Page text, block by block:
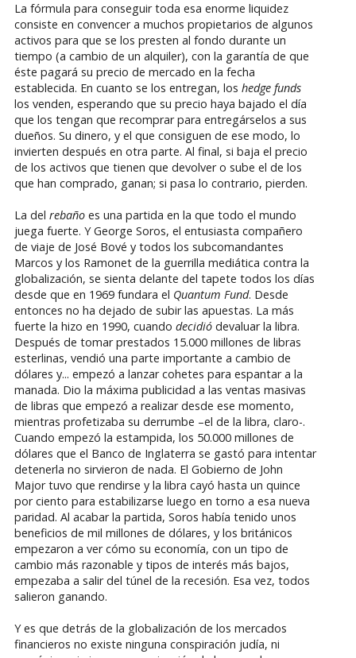
La fórmula para conseguir toda esa enorme liquidez
consiste en convencer a muchos propietarios de algunos
activos para que se los presten al fondo durante un
tiempo (a cambio de un alquiler), con la garantía de que
éste pagará su precio de mercado en la fecha
establecida. En cuanto se los entregan, los hedge funds
los venden, esperando que su precio haya bajado el día
que los tengan que recomprar para entregárselos a sus
dueños. Su dinero, y el que consiguen de ese modo, lo
invierten después en otra parte. Al final, si baja el precio
de los activos que tienen que devolver o sube el de los
que han comprado, ganan; si pasa lo contrario, pierden.
La del rebañoes una partida en la que todo el mundo
juega fuerte. Y George Soros, el entusiasta compañero
de viaje de José Bové y todos los subcomandantes
Marcos y los Ramonet de la guerrilla mediática contra la
globalización, se sienta delante del tapete todos los días
desde que en 1969 fundara el Quantum Fund. Desde
entonces no ha dejado de subir las apuestas. La más
fuerte la hizo en 1990, cuando decidiódevaluar la libra.
Después de tomar prestados 15.000 millones de libras
esterlinas, vendió una parte importante a cambio de
dólares y... empezó a lanzar cohetes para espantar a la
manada. Dio la máxima publicidad a las ventas masivas
de libras que empezó a realizar desde ese momento,
mientras profetizaba su derrumbe –el de la libra, claro-.
Cuando empezó la estampida, los 50.000 millones de
dólares que el Banco de Inglaterra se gastó para intentar
detenerla no sirvieron de nada. El Gobierno de John
Major tuvo que rendirse y la libra cayó hasta un quince
por ciento para estabilizarse luego en torno a esa nueva
paridad. Al acabar la partida, Soros había tenido unos
beneficios de mil millones de dólares, y los británicos
empezaron a ver cómo su economía, con un tipo de
cambio más razonable y tipos de interés más bajos,
empezaba a salir del túnel de la recesión. Esa vez, todos
salieron ganando.
Y es que detrás de la globalización de los mercados
financieros no existe ninguna conspiración judía, ni